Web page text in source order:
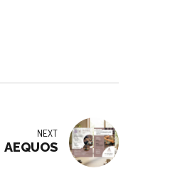
NEXT
AEQUOS